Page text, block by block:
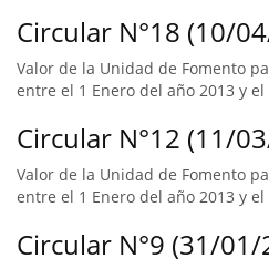
Circular N°18 (10/
Valor de la Unidad de Fomento
entre el 1 Enero del año 2013 y
Circular N°12 (11/
Valor de la Unidad de Fomento
entre el 1 Enero del año 2013 y
Circular N°9 (31/